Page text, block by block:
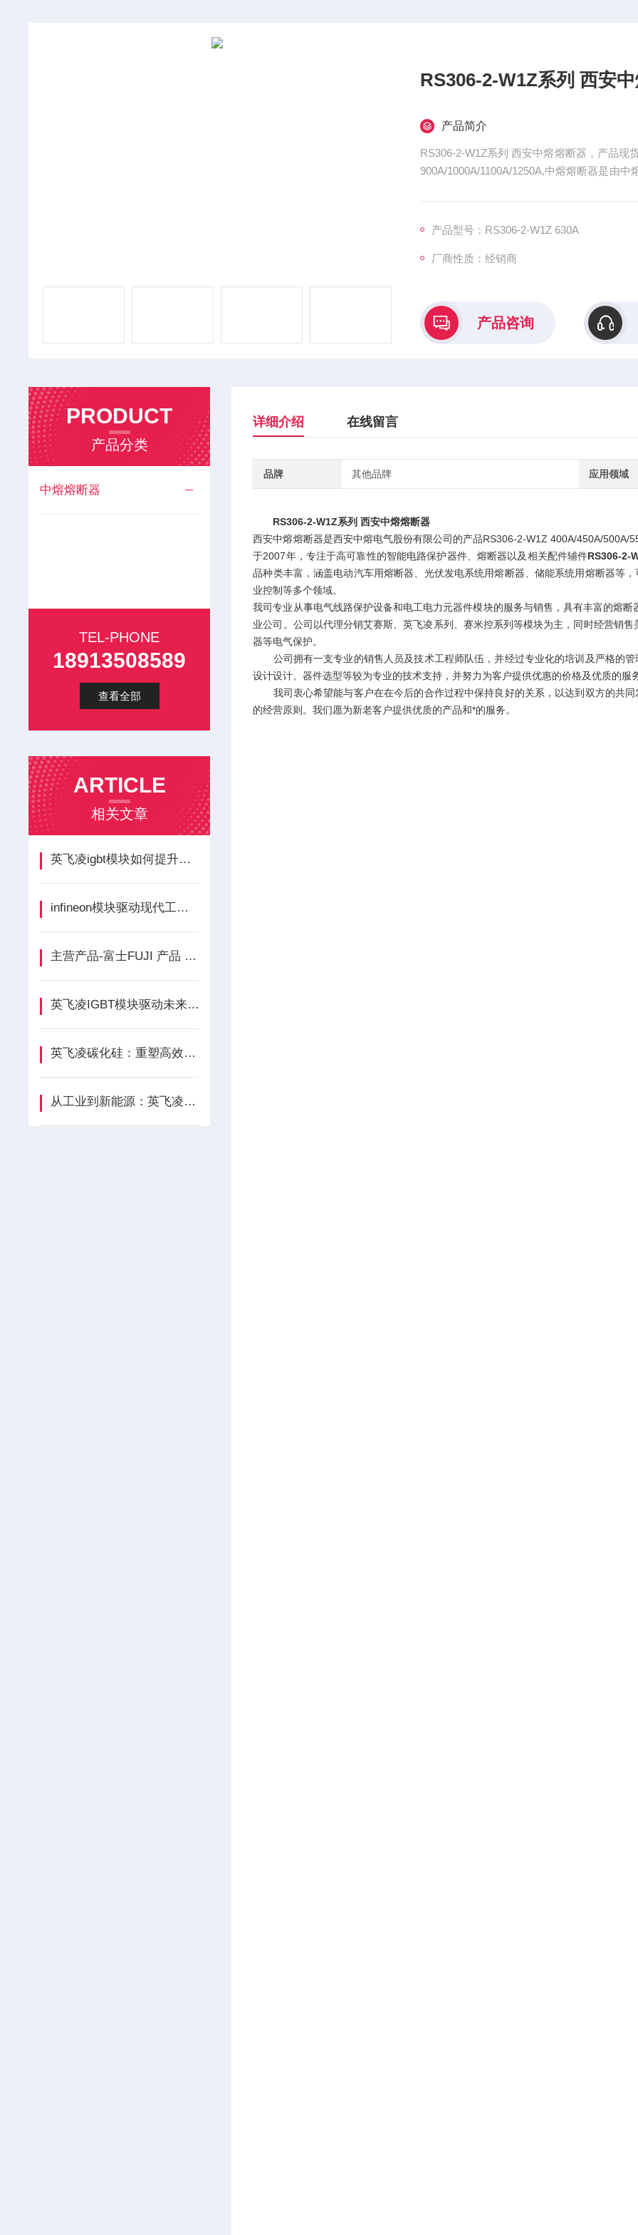
RS306-2-W1Z系列 西安
产品简介
RS306-2-W1Z系列 西安中熔熔断器，产品现
900A/1000A/1100A/1250A,中熔熔断器是由
产品型号：RS306-2-W1Z 630A
厂商性质：经销商
产品咨询
PRODUCT
产品分类
中熔熔断器
TEL-PHONE
18913508589
查看全部
ARTICLE
相关文章
英飞凌igbt模块如何提升逆变器效率？应用案例与技术优势
infineon模块驱动现代工业与数字未来的核心引擎
主营产品-富士FUJI 产品 品牌介绍
英飞凌IGBT模块驱动未来电动技术的核心引擎
英飞凌碳化硅：重塑高效能源转换的宽禁带半导体引擎
从工业到新能源：英飞凌二极管模块应用全解析
详细介绍 在线留言
品牌 其他品牌 应用领域
RS306-2-W1Z系列 西安中熔熔断器
西安中熔熔断器是西安中熔电气股份有限公司的产品RS306-2-W1Z 400A/450A/
于2007年，专注于高可靠性的智能电路保护器件、熔断器以及相关配件辅件RS306-2-
品种类丰富，涵盖电动汽车用熔断器、光伏发电系统用熔断器、储能系统用熔断器等
业控制等多个领域。
我司专业从事电气线路保护设备和电工电力元器件模块的服务与销售，具有丰富的熔
业公司。公司以代理分销艾赛斯、英飞凌系列、赛米控系列等模块为主，同时经营销
器等电气保护。
公司拥有一支专业的销售人员及技术工程师队伍，并经过专业化的培训及严格的管
设计设计、器件选型等较为专业的技术支持，并努力为客户提供优惠的价格及优质的服
我司衷心希望能与客户在在今后的合作过程中保持良好的关系，以达到双方的共同
的经营原则。我们愿为新老客户提供优质的产品和*的服务。